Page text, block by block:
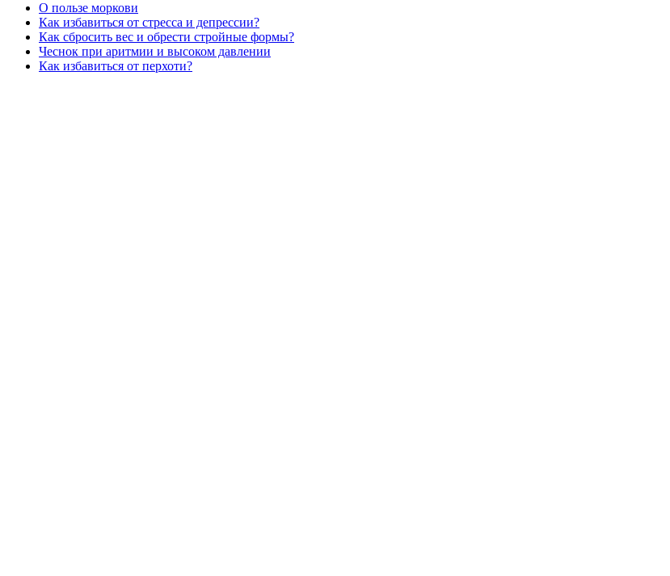
О пользе моркови
Как избавиться от стресса и депрессии?
Как сбросить вес и обрести стройные формы?
Чеснок при аритмии и высоком давлении
Как избавиться от перхоти?